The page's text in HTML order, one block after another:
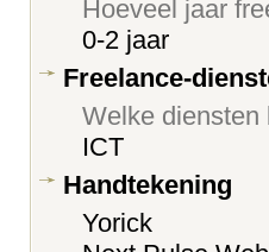
Hoeveel jaar
0-2 jaar
Freelance-
Welke diensten
ICT
Handtekening
Yorick